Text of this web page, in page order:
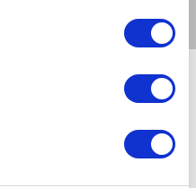
questa età
a misura di
genitori